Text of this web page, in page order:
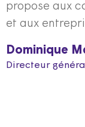
propose aux
et aux
Dominique
Directeur